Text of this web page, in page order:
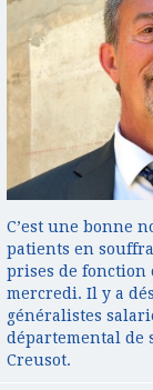
C’est une bonne
patients en
prises de fonction
mercredi. Il y a
généralistes
départemental de
Creusot.